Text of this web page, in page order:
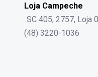
Loja Campeche
SC 405, 2757, Loja
(48) 3220-1036